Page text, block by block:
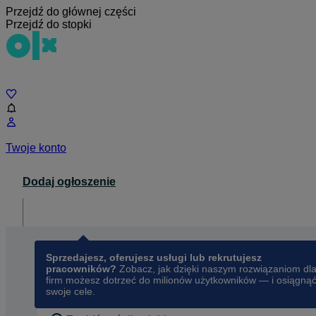
Przejdź do głównej części
Przejdź do stopki
Twoje konto
Dodaj ogłoszenie
Sprzedajesz, oferujesz usługi lub rekrutujesz
pracowników? Zobacz, jak dzięki naszym rozwiązaniom dla
firm możesz dotrzeć do milionów użytkowników — i osiągnąć
swoje cele.